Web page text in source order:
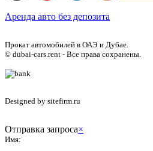
Аренда авто без депозита
Прокат автомобилей в ОАЭ и Дубае.
© dubai-cars.rent - Все права сохранены.
Designed by sitefirm.ru
Отправка запроса×
Имя: